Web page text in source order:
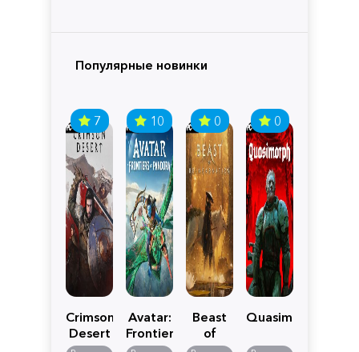
Популярные новинки
7
Crimson
Desert
10
Avatar:
Frontiers
of
0
Beast
of
Reincarnation
0
Quasimorph